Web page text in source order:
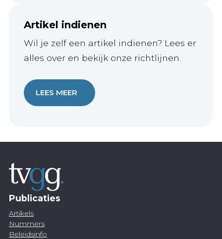
Artikel indienen
Wil je zelf een artikel indienen? Lees er
alles over en bekijk onze richtlijnen.
LEES MEER
Publicaties
Artikels
Nummers
Beleidsinfo